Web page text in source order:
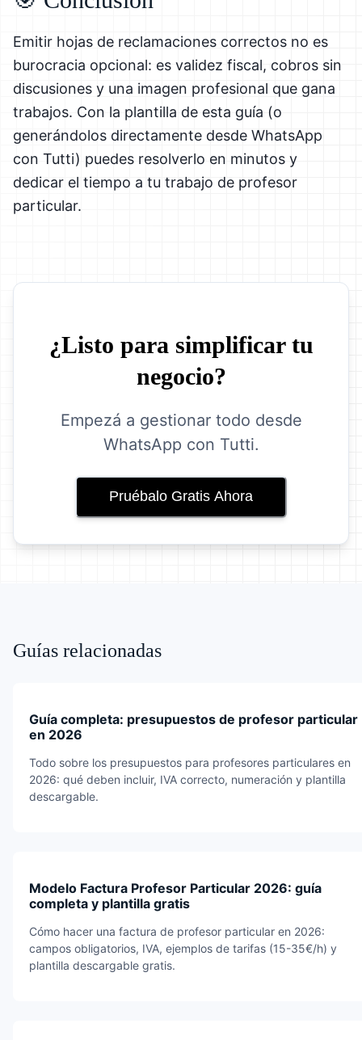
Emitir hojas de reclamaciones correctos no es
burocracia opcional: es validez fiscal, cobros sin
discusiones y una imagen profesional que gana
trabajos. Con la plantilla de esta guía (o
generándolos directamente desde WhatsApp
con Tutti) puedes resolverlo en minutos y
dedicar el tiempo a tu trabajo de profesor
particular.
¿Listo para simplificar tu
negocio?
Empezá a gestionar todo desde
WhatsApp con Tutti.
Pruébalo Gratis Ahora
Guías relacionadas
Guía completa: presupuestos de profesor particular
en 2026
Todo sobre los presupuestos para profesores particulares en
2026: qué deben incluir, IVA correcto, numeración y plantilla
descargable.
Modelo Factura Profesor Particular 2026: guía
completa y plantilla gratis
Cómo hacer una factura de profesor particular en 2026:
campos obligatorios, IVA, ejemplos de tarifas (15-35€/h) y
plantilla descargable gratis.